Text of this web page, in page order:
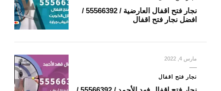
نجار فتح اقفال العارضية / 55566392 /
افضل نجار فتح اقفال
مارس 4, 2022
نجار فتح اقفال